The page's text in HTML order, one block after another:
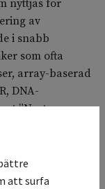
nyttjas för
av
i snabb
som ofta
array-baserad
DNA-
”Next
mesenkymala
att surfa